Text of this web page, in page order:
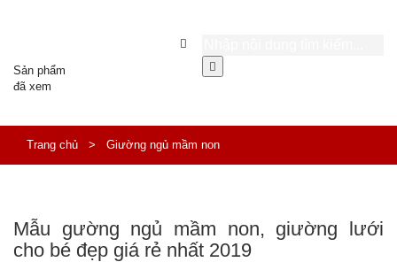
Sản phẩm
đã xem
Trang chủ > Giường ngủ mầm non
Mẫu gường ngủ mầm non, giường lưới
cho bé đẹp giá rẻ nhất 2019